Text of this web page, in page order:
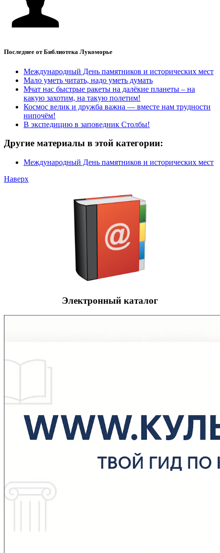
Последнее от Библиотека Лукоморье
Международный День памятников и исторических мест
Мало уметь читать, надо уметь думать
Мчат нас быстрые ракеты на далёкие планеты – на
какую захотим, на такую полетим!
Космос велик и дружба важна — вместе нам трудности
нипочём!
В экспедицию в заповедник Столбы!
Другие материалы в этой категории:
Международный День памятников и исторических мест
Наверх
Электронный каталог